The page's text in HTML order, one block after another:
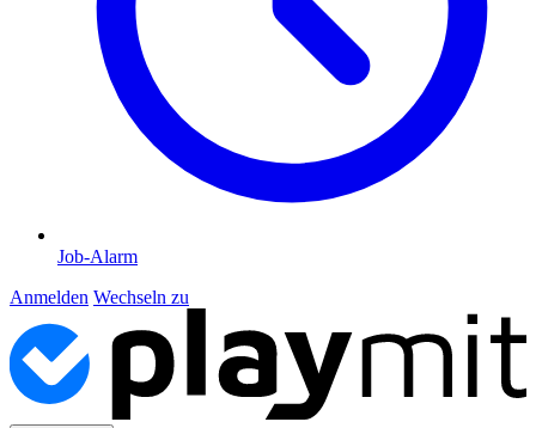
Job-Alarm
Anmelden Wechseln zu